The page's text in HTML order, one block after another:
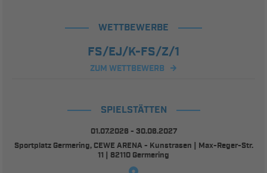
WETTBEWERBE
FS/EJ/K-FS/Z/1
ZUM WETTBEWERB
SPIELSTÄTTEN
01.07.2026 - 30.06.2027
Sportplatz Germering, CEWE ARENA - Kunstrasen | Max-Reger-Str.
11 | 82110 Germering